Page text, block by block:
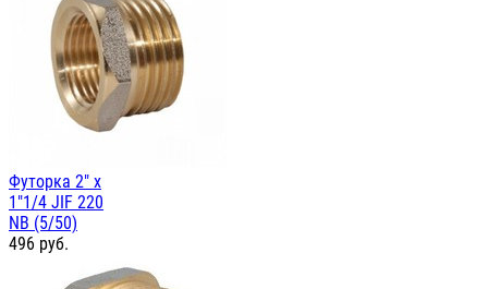
Футорка 2" х
1"1/4 JIF 220
NB (5/50)
496 руб.